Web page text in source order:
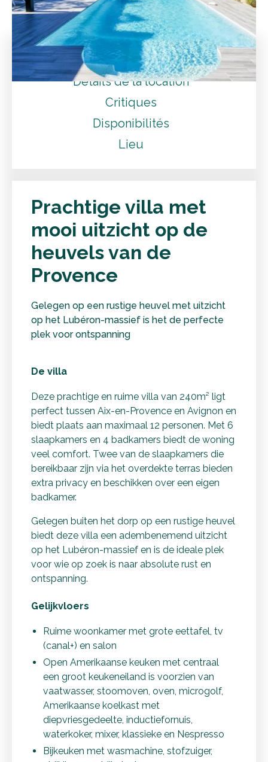
Provence
Tarifs
Détails de la location
Critiques
Disponibilités
Lieu
Prachtige villa met
mooi uitzicht op de
heuvels van de
Provence
Gelegen op een rustige heuvel met uitzicht
op het Lubéron-massief is het de perfecte
plek voor ontspanning
De villa
Deze prachtige en ruime villa van 240m² ligt
perfect tussen Aix-en-Provence en Avignon en
biedt plaats aan maximaal 12 personen. Met 6
slaapkamers en 4 badkamers biedt de woning
veel comfort. Twee van de slaapkamers die
bereikbaar zijn via het overdekte terras bieden
extra privacy en beschikken over een eigen
badkamer.
Gelegen buiten het dorp op een rustige heuvel
biedt deze villa een adembenemend uitzicht
op het Lubéron-massief en is de ideale plek
voor wie op zoek is naar absolute rust en
ontspanning.
Gelijkvloers
Ruime woonkamer met grote eettafel, tv
(canal+) en salon
Open Amerikaanse keuken met centraal
een groot keukeneiland is voorzien van
vaatwasser, stoomoven, oven, microgolf,
Amerikaanse koelkast met
diepvriesgedeelte, inductiefornuis,
waterkoker, mixer, klassieke en Nespresso
Bijkeuken met wasmachine, stofzuiger,